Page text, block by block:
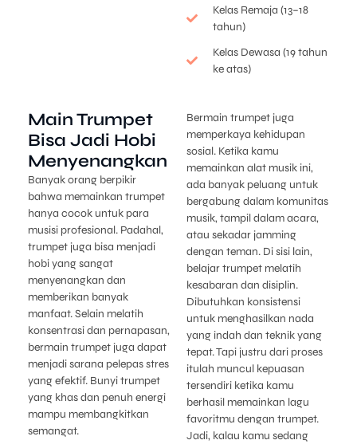
Kelas Remaja (13–18
tahun)
Kelas Dewasa (19 tahun
ke atas)
Main Trumpet
Bisa Jadi Hobi
Menyenangkan
Banyak orang berpikir
bahwa memainkan trumpet
hanya cocok untuk para
musisi profesional. Padahal,
trumpet juga bisa menjadi
hobi yang sangat
menyenangkan dan
memberikan banyak
manfaat. Selain melatih
konsentrasi dan pernapasan,
bermain trumpet juga dapat
menjadi sarana pelepas stres
yang efektif. Bunyi trumpet
yang khas dan penuh energi
mampu membangkitkan
semangat.
Bermain trumpet juga
memperkaya kehidupan
sosial. Ketika kamu
memainkan alat musik ini,
ada banyak peluang untuk
bergabung dalam komunitas
musik, tampil dalam acara,
atau sekadar jamming
dengan teman. Di sisi lain,
belajar trumpet melatih
kesabaran dan disiplin.
Dibutuhkan konsistensi
untuk menghasilkan nada
yang indah dan teknik yang
tepat. Tapi justru dari proses
itulah muncul kepuasan
tersendiri ketika kamu
berhasil memainkan lagu
favoritmu dengan trumpet.
Jadi, kalau kamu sedang